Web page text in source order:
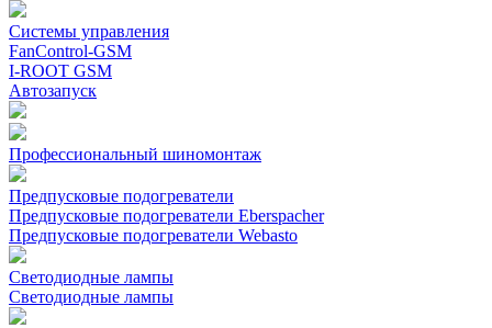
Системы управления
FanControl-GSM
I-ROOT GSM
Автозапуск
Профессиональный шиномонтаж
Предпусковые подогреватели
Предпусковые подогреватели Eberspacher
Предпусковые подогреватели Webasto
Светодиодные лампы
Светодиодные лампы